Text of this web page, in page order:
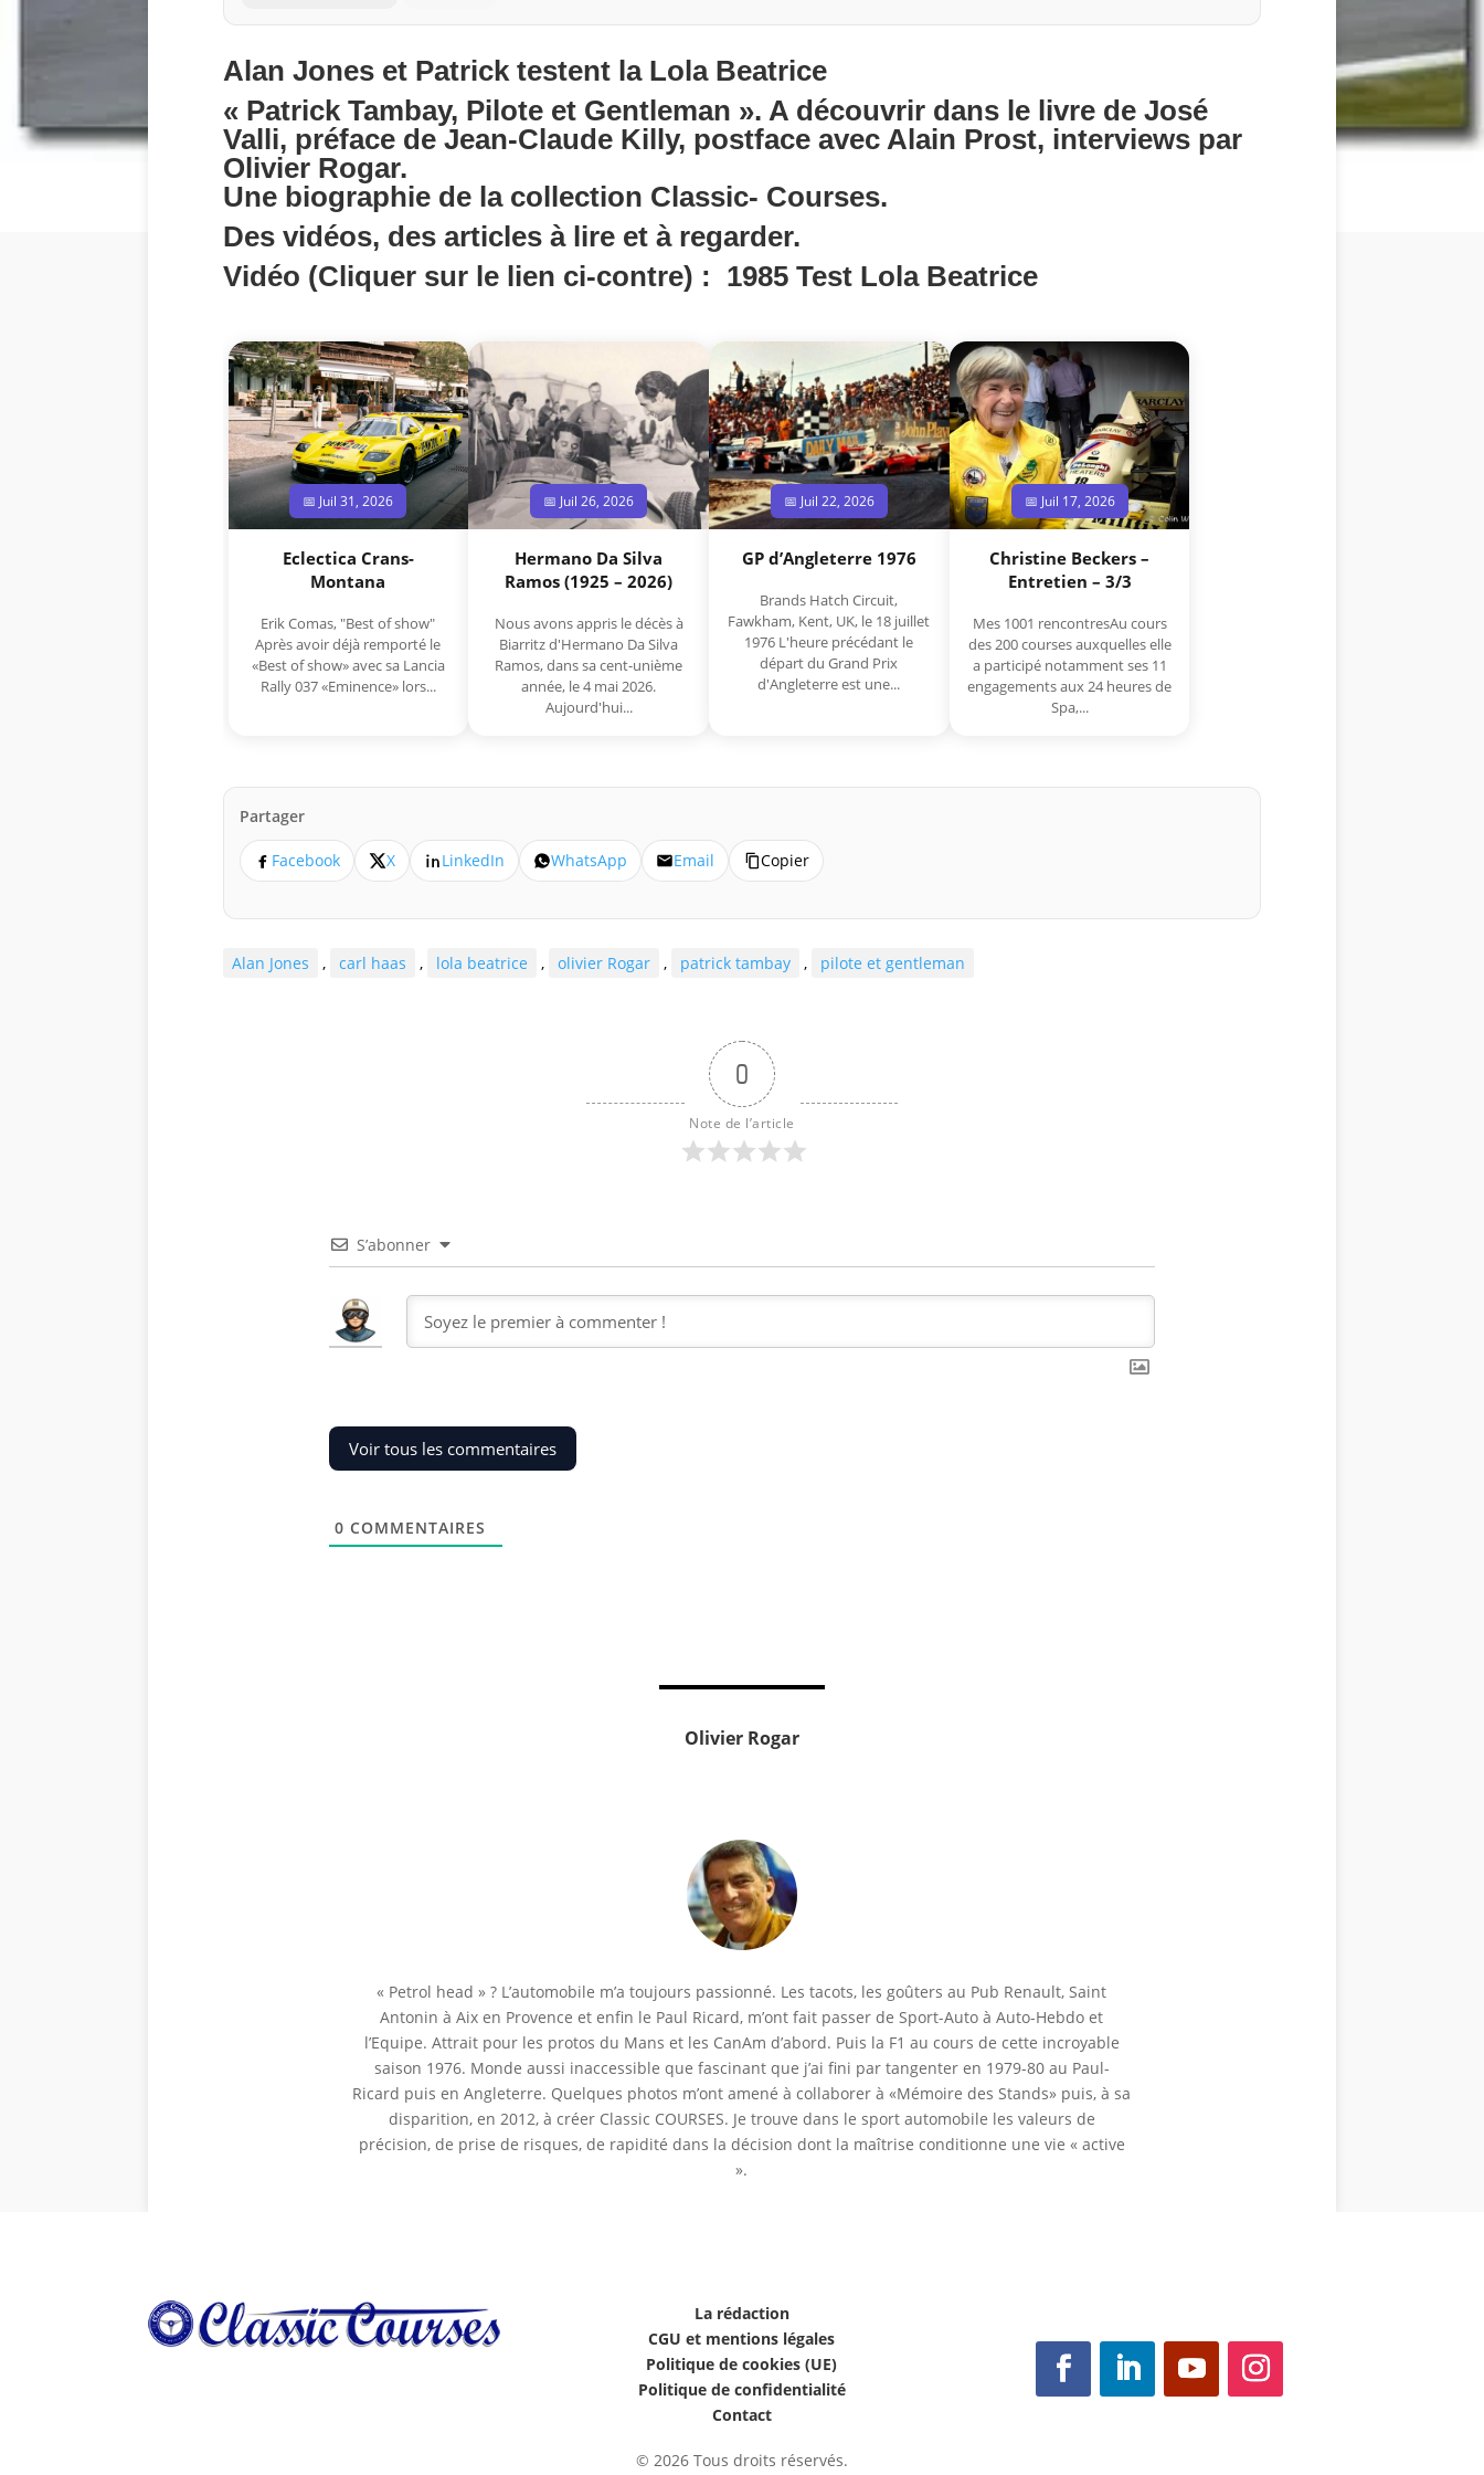
Alan Jones et Patrick testent la Lola Beatrice
« Patrick Tambay, Pilote et Gentleman ». A découvrir dans le livre de José
Valli, préface de Jean-Claude Killy, postface avec Alain Prost, interviews par
Olivier Rogar.
Une biographie de la collection Classic- Courses.
Des vidéos, des articles à lire et à regarder.
Vidéo (Cliquer sur le lien ci-contre) : 1985 Test Lola Beatrice
📅 Juil 31, 2026
Eclectica Crans-
Montana
Erik Comas, "Best of show"
Après avoir déjà remporté le
«Best of show» avec sa Lancia
Rally 037 «Eminence» lors...
📅 Juil 26, 2026
Hermano Da Silva
Ramos (1925 – 2026)
Nous avons appris le décès à
Biarritz d'Hermano Da Silva
Ramos, dans sa cent-unième
année, le 4 mai 2026.
Aujourd'hui...
📅 Juil 22, 2026
GP d’Angleterre 1976
Brands Hatch Circuit,
Fawkham, Kent, UK, le 18 juillet
1976 L'heure précédant le
départ du Grand Prix
d'Angleterre est une...
📅 Juil 17, 2026
Christine Beckers –
Entretien – 3/3
Mes 1001 rencontresAu cours
des 200 courses auxquelles elle
a participé notamment ses 11
engagements aux 24 heures de
Spa,...
Partager
Facebook X LinkedIn WhatsApp Email Copier
Alan Jones , carl haas , lola beatrice , olivier Rogar , patrick tambay , pilote et gentleman
0
Note de l’article
S’abonner
Voir tous les commentaires
0 COMMENTAIRES
Olivier Rogar
« Petrol head » ? L’automobile m’a toujours passionné. Les tacots, les goûters au Pub Renault, Saint
Antonin à Aix en Provence et enfin le Paul Ricard, m’ont fait passer de Sport-Auto à Auto-Hebdo et
l’Equipe. Attrait pour les protos du Mans et les CanAm d’abord. Puis la F1 au cours de cette incroyable
saison 1976. Monde aussi inaccessible que fascinant que j’ai fini par tangenter en 1979-80 au Paul-
Ricard puis en Angleterre. Quelques photos m’ont amené à collaborer à «Mémoire des Stands» puis, à sa
disparition, en 2012, à créer Classic COURSES. Je trouve dans le sport automobile les valeurs de
précision, de prise de risques, de rapidité dans la décision dont la maîtrise conditionne une vie « active
».
La rédaction
CGU et mentions légales
Politique de cookies (UE)
Politique de confidentialité
Contact
© 2026 Tous droits réservés.